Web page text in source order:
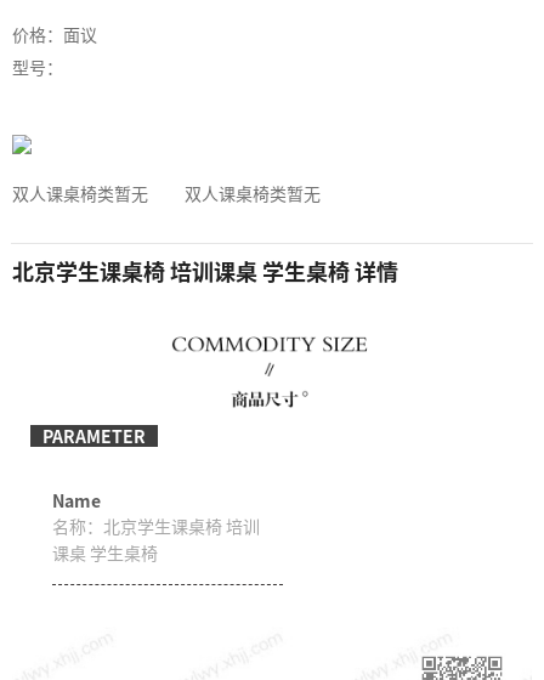
价格：面议
型号：
双人课桌椅类暂无 双人课桌椅类暂无
北京学生课桌椅 培训课桌 学生桌椅 详情
PARAMETER
Name
名称： 北京学生课桌椅 培训
课桌 学生桌椅